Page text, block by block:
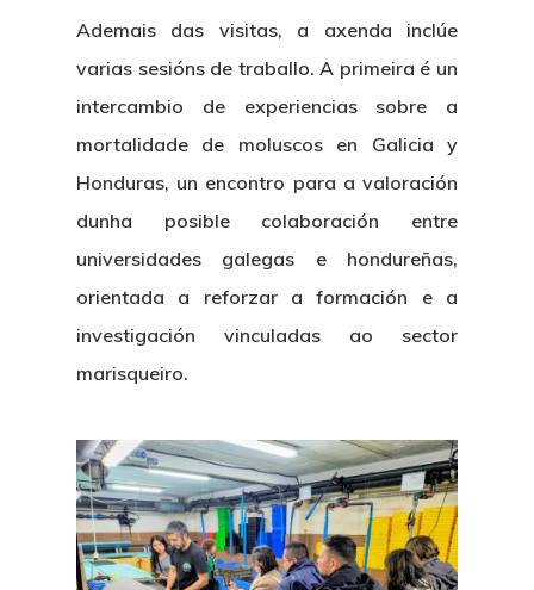
Ademais das visitas, a axenda inclúe
varias sesións de traballo. A primeira é un
intercambio de experiencias sobre a
mortalidade de moluscos en Galicia y
Honduras, un encontro para a valoración
dunha posible colaboración entre
universidades galegas e hondureñas,
orientada a reforzar a formación e a
investigación vinculadas ao sector
marisqueiro.
Corporativa
Logo CETMAR
Boletín De Novas
Ofertas De Traballo
Licitacións
Goberno